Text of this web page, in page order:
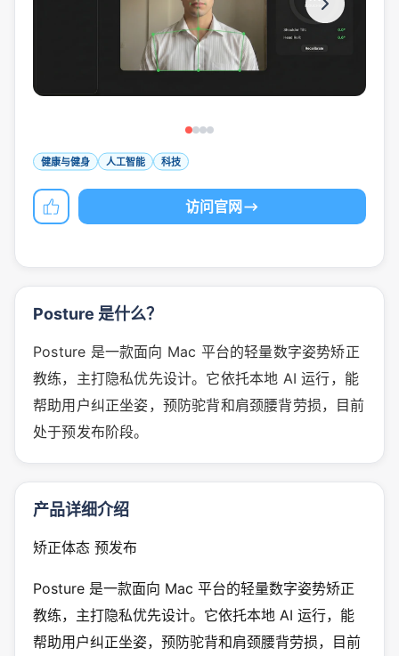
健康与健身 人工智能 科技
访问官网
Posture 是什么？
Posture 是一款面向 Mac 平台的轻量数字姿势矫正
教练，主打隐私优先设计。它依托本地 AI 运行，能
帮助用户纠正坐姿，预防驼背和肩颈腰背劳损，目前
处于预发布阶段。
产品详细介绍
矫正体态 预发布
Posture 是一款面向 Mac 平台的轻量数字姿势矫正
教练，主打隐私优先设计。它依托本地 AI 运行，能
帮助用户纠正坐姿，预防驼背和肩颈腰背劳损，目前